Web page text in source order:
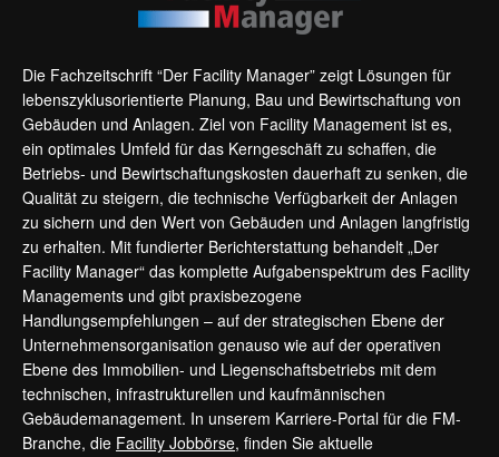
Die Fachzeitschrift “Der Facility Manager” zeigt Lösungen für
lebenszyklusorientierte Planung, Bau und Bewirtschaftung von
Gebäuden und Anlagen. Ziel von Facility Management ist es,
ein optimales Umfeld für das Kerngeschäft zu schaffen, die
Betriebs- und Bewirtschaftungskosten dauerhaft zu senken, die
Qualität zu steigern, die technische Verfügbarkeit der Anlagen
zu sichern und den Wert von Gebäuden und Anlagen langfristig
zu erhalten. Mit fundierter Berichterstattung behandelt „Der
Facility Manager“ das komplette Aufgabenspektrum des Facility
Managements und gibt praxisbezogene
Handlungsempfehlungen – auf der strategischen Ebene der
Unternehmensorganisation genauso wie auf der operativen
Ebene des Immobilien- und Liegenschaftsbetriebs mit dem
technischen, infrastrukturellen und kaufmännischen
Gebäudemanagement. In unserem Karriere-Portal für die FM-
Branche, die Facility Jobbörse, finden Sie aktuelle